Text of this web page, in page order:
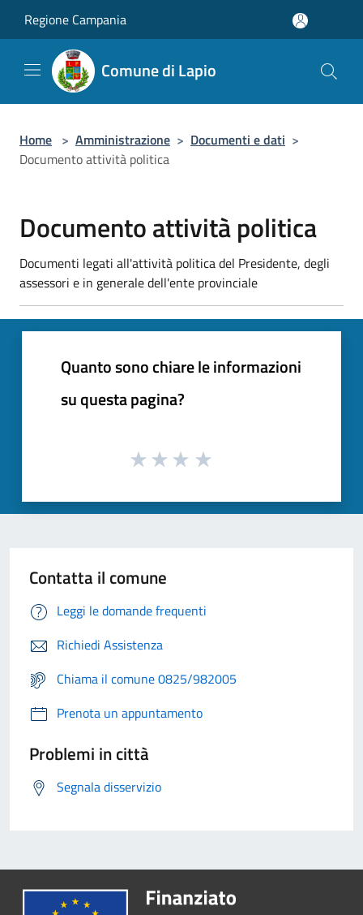
Regione Campania
Comune di Lapio
Home > Amministrazione > Documenti e dati >
Documento attività politica
Documento attività politica
Documenti legati all'attività politica del Presidente, degli
assessori e in generale dell'ente provinciale
Quanto sono chiare le informazioni
su questa pagina?
Contatta il comune
Leggi le domande frequenti
Richiedi Assistenza
Chiama il comune 0825/982005
Prenota un appuntamento
Problemi in città
Segnala disservizio